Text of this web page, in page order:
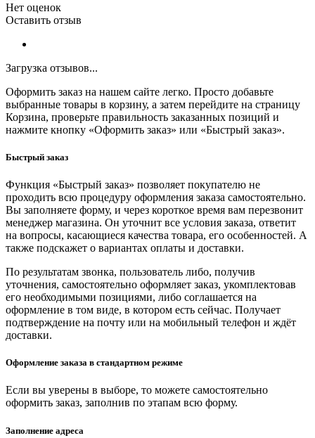
Нет оценок
Оставить отзыв
Загрузка отзывов...
Оформить заказ на нашем сайте легко. Просто добавьте
выбранные товары в корзину, а затем перейдите на страницу
Корзина, проверьте правильность заказанных позиций и
нажмите кнопку «Оформить заказ» или «Быстрый заказ».
Быстрый заказ
Функция «Быстрый заказ» позволяет покупателю не
проходить всю процедуру оформления заказа самостоятельно.
Вы заполняете форму, и через короткое время вам перезвонит
менеджер магазина. Он уточнит все условия заказа, ответит
на вопросы, касающиеся качества товара, его особенностей. А
также подскажет о вариантах оплаты и доставки.
По результатам звонка, пользователь либо, получив
уточнения, самостоятельно оформляет заказ, укомплектовав
его необходимыми позициями, либо соглашается на
оформление в том виде, в котором есть сейчас. Получает
подтверждение на почту или на мобильный телефон и ждёт
доставки.
Оформление заказа в стандартном режиме
Если вы уверены в выборе, то можете самостоятельно
оформить заказ, заполнив по этапам всю форму.
Заполнение адреса